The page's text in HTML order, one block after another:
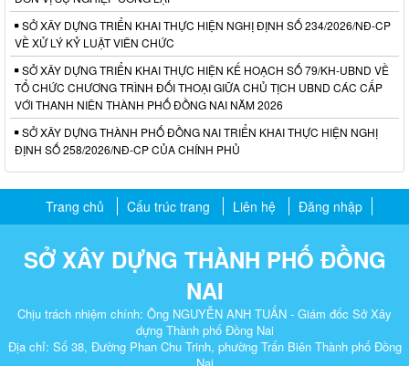
SỞ XÂY DỰNG TRIỂN KHAI THỰC HIỆN NGHỊ ĐỊNH SỐ 234/2026/NĐ-CP
VỀ XỬ LÝ KỶ LUẬT VIÊN CHỨC
SỞ XÂY DỰNG TRIỂN KHAI THỰC HIỆN KẾ HOẠCH SỐ 79/KH-UBND VỀ
TỔ CHỨC CHƯƠNG TRÌNH ĐỐI THOẠI GIỮA CHỦ TỊCH UBND CÁC CẤP
VỚI THANH NIÊN THÀNH PHỐ ĐỒNG NAI NĂM 2026
SỞ XÂY DỰNG THÀNH PHỐ ĐỒNG NAI TRIỂN KHAI THỰC HIỆN NGHỊ
ĐỊNH SỐ 258/2026/NĐ-CP CỦA CHÍNH PHỦ
Trang chủ Cấu trúc trang Liên hệ Đăng nhập
SỞ XÂY DỰNG THÀNH PHỐ ĐỒNG
NAI
Chịu trách nhiệm chính: Ông NGUYỄN ANH TUẤN - Giám đốc Sở Xây
dựng Thành phố Đồng Nai
Địa chỉ: Số 38, Đường Phan Chu Trinh, phường Trấn Biên Thành phố Đồng